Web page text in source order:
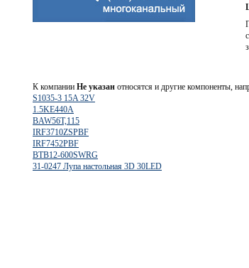
К компании Не указан относятся и другие компоненты,
S1035-3 15A 32V
1.5KE440A
BAW56T,115
IRF3710ZSPBF
IRF7452PBF
BTB12-600SWRG
31-0247 Лупа настольная 3D 30LED